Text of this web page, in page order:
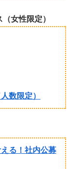
女性限定）
数限定）
る！社内公募